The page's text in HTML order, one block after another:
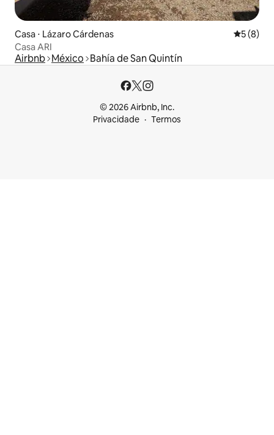
Casa ⋅ Lázaro Cárdenas 5 de
5 (8)
Casa ARI
Airbnb México Bahía de San Quintín
© 2026 Airbnb, Inc.
Privacidade
Termos